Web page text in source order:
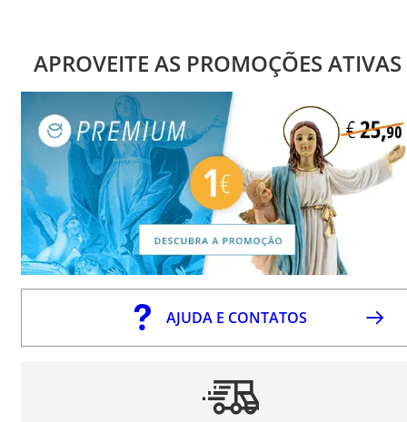
APROVEITE AS PROMOÇÕES ATIVAS
AJUDA E CONTATOS